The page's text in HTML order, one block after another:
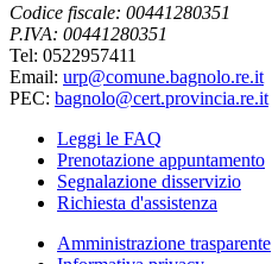
Codice fiscale: 00441280351
P.IVA: 00441280351
Tel: 0522957411
Email: urp@comune.bagnolo.re.it
PEC: bagnolo@cert.provincia.re.it
Leggi le FAQ
Prenotazione appuntamento
Segnalazione disservizio
Richiesta d'assistenza
Amministrazione trasparente